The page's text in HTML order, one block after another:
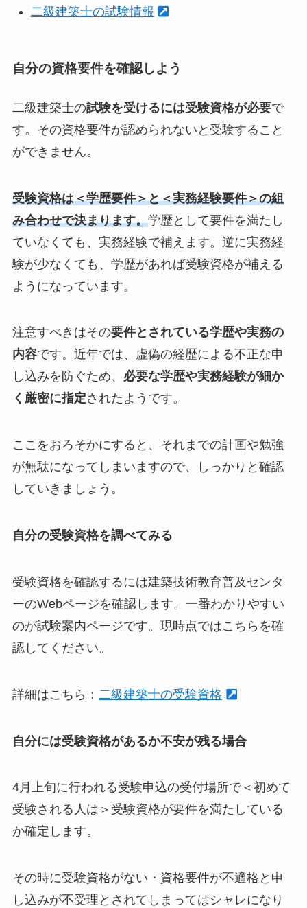
二級建築士の試験情報
自分の資格要件を確認しよう
二級建築士の試験を受けるには受験資格が必要で
す。その資格要件が認められないと受験すること
ができません。
受験資格は＜学歴要件＞と＜実務経験要件＞の組
み合わせで決まります。学歴として要件を満たし
ていなくても、実務経験で補えます。逆に実務経
験が少なくても、学歴があれば受験資格が補える
ようになっています。
注意すべきはその要件とされている学歴や実務の
内容です。近年では、虚偽の経歴による不正な申
し込みを防ぐため、 必要な学歴や実務経験が細か
く厳密に指定されたようです。
ここをおろそかにすると、それまでの計画や勉強
が無駄になってしまいますので、しっかりと確認
していきましょう。
自分の受験資格を調べてみる
受験資格を確認するには建築技術教育普及センタ
ーのWebページを確認します。一番わかりやすい
のが試験案内ページです。現時点ではこちらを確
認してください。
詳細はこちら： 二級建築士の受験資格
自分には受験資格があるか不安が残る場合
4月上旬に行われる受験申込の受付場所で＜初めて
受験される人は＞受験資格が要件を満たしている
か確定します。
その時に受験資格がない・資格要件が不適格と申
し込みが不受理とされてしまってはシャレになり